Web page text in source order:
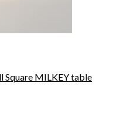
Square MILKEY table